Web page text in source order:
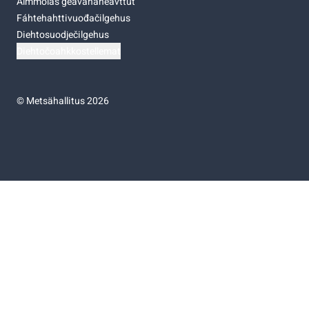
Fáhtehahttivuođačilgehus
Diehtosuodječilgehus
©Metsähallitus 2026